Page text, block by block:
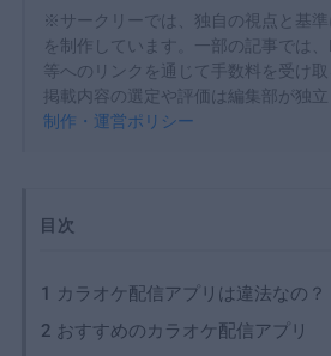
※サークリーでは、独自の視点と基
を制作しています。一部の記事では
等へのリンクを通じて手数料を受け取
掲載内容の選定や評価は編集部が独立
制作・運営ポリシー
目次
1 カラオケ配信アプリは違法なの？
2 おすすめのカラオケ配信アプリ